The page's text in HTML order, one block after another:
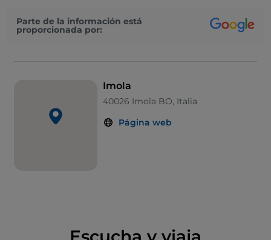
Parte de la información está
proporcionada por:
Imola
40026 Imola BO, Italia
Página web